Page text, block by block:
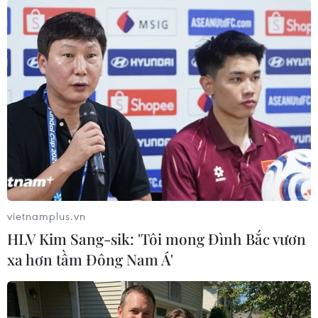
khỏe theo năm tháng), điều này khẳng định vai
trò của Yoga trong việc tăng cường sức mạnh, sự
cân bằng, khả năng thích ứng và sức khỏe toàn
diện cho con người ở mọi giai đoạn của cuộc
sống.
Ông Bastian N. Chacko nhấn mạnh: “Yoga
không chỉ là một hình thức luyện tập thể chất
mà còn là một lối sống giúp nâng cao sức khỏe
thể chất, tinh thần và cảm xúc trong cuộc đời
mỗi con người . Việc lan tỏa Yoga cũng chính là
góp phần xây dựng những cộng đồng khỏe
mạnh, hạnh phúc và phát triển bền vững.”
nghĩa như, nghi thức thắp lửa truyền thống
vietnamplus.vn
HLV Kim Sang-sik: 'Tôi mong Đình Bắc vươn
xa hơn tầm Đông Nam Á'